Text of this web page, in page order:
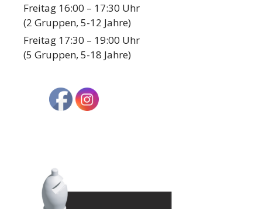
Freitag 16:00 – 17:30 Uhr
(2 Gruppen, 5-12 Jahre)
Freitag 17:30 – 19:00 Uhr
(5 Gruppen, 5-18 Jahre)